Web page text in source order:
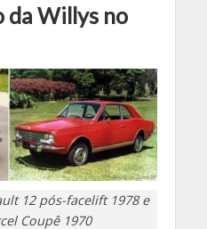
Willys no
12 pós-facelift 1978 e
Coupê 1970